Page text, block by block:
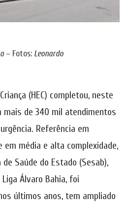
– Fotos: Leonardo
(HEC) completou, neste
mais de 340 mil atendimentos
Referência em
média e alta complexidade,
Saúde do Estado (Sesab),
Álvaro Bahia, foi
últimos anos, tem ampliado